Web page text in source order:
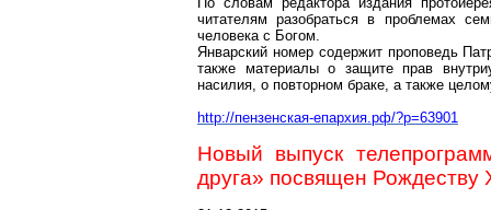
читателям разобраться в проблемах
человека с Богом.
Январский номер содержит проповедь
также материалы о защите прав
насилия, о повторном браке, а также
http://пензенская-епархия.рф/?p=63901
Новый выпуск
друга» посвящен Рождеству